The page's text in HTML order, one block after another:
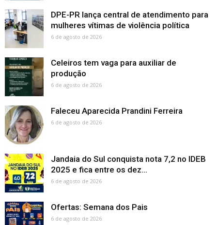
DPE-PR lança central de atendimento para
mulheres vítimas de violência política
6 de agosto de 2026
Celeiros tem vaga para auxiliar de
produção
6 de agosto de 2026
Faleceu Aparecida Prandini Ferreira
6 de agosto de 2026
Jandaia do Sul conquista nota 7,2 no IDEB
2025 e fica entre os dez...
6 de agosto de 2026
Ofertas: Semana dos Pais
6 de agosto de 2026